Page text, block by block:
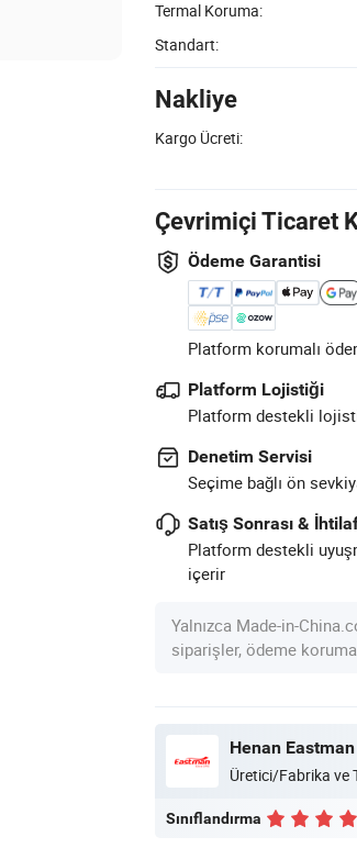
Termal Koruma:
Standart:
Nakliye
Kargo Ücreti:
Çevrimiçi Ticaret
Ödeme Garantisi
Platform korumalı
Platform Lojistiği
Platform destekli
Denetim Servisi
Seçime bağlı ön
Satış Sonrası &
Platform destekli
içerir
Yalnızca Made-in-
siparişler, ödeme
Henan
Üretici/Fabrika ve
Sınıflandırma